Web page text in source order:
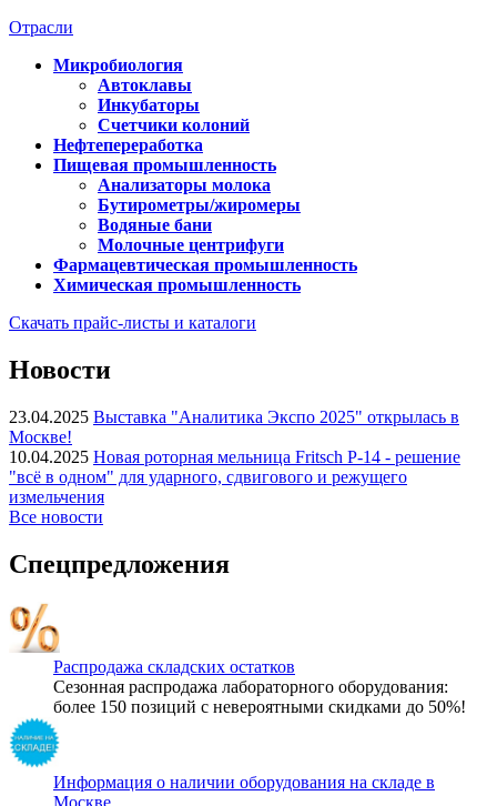
Отрасли
Микробиология
Автоклавы
Инкубаторы
Счетчики колоний
Нефтепереработка
Пищевая промышленность
Анализаторы молока
Бутирометры/жиромеры
Водяные бани
Молочные центрифуги
Фармацевтическая промышленность
Химическая промышленность
Скачать прайс-листы и каталоги
Новости
23.04.2025 Выставка "Аналитика Экспо 2025" открылась в
Москве!
10.04.2025 Новая роторная мельница Fritsch P-14 - решение
"всё в одном" для ударного, сдвигового и режущего
измельчения
Все новости
Спецпредложения
Распродажа складских остатков
Сезонная распродажа лабораторного оборудования:
более 150 позиций с невероятными скидками до 50%!
Информация о наличии оборудования на складе в
Москве